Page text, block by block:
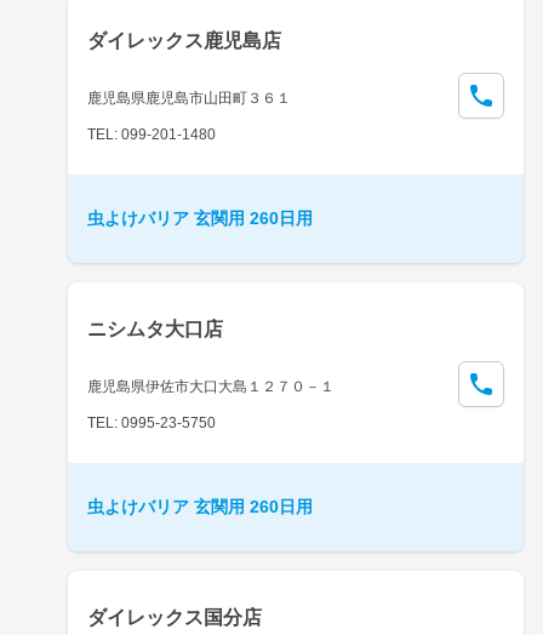
ダイレックス鹿児島店
鹿児島県鹿児島市山田町３６１
TEL: 099-201-1480
虫よけバリア 玄関用 260日用
ニシムタ大口店
鹿児島県伊佐市大口大島１２７０－１
TEL: 0995-23-5750
虫よけバリア 玄関用 260日用
ダイレックス国分店